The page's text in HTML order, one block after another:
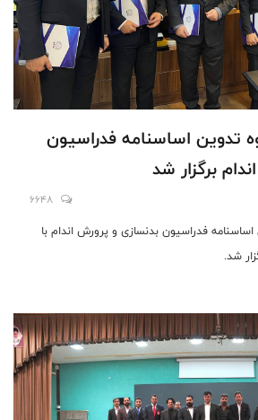
تدوين اساسنامه فدراسيون
برگزار شد
6648
فدراسيون بدنسازى و پرورش اندام با
شد.